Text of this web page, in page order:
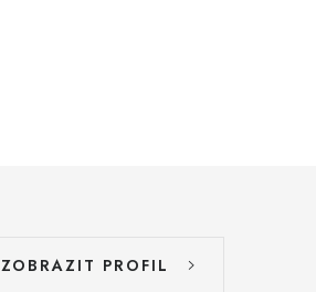
ZOBRAZIT PROFIL